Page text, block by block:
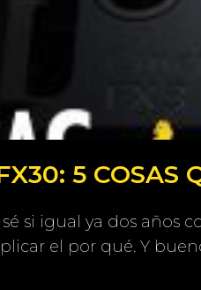
5 COSAS
si igual ya dos años
el por qué. Y